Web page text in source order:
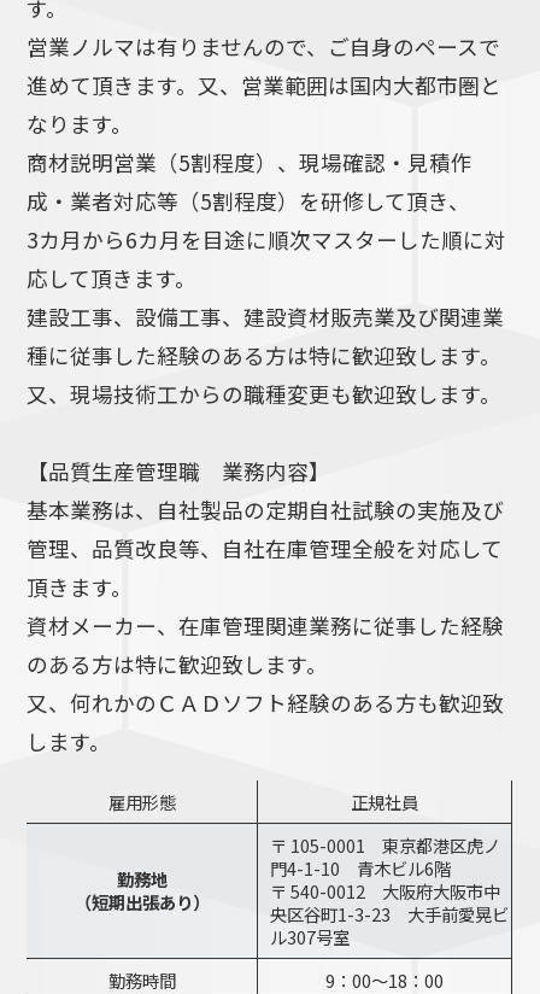
す。
営業ノルマは有りませんので、ご自身のペースで
進めて頂きます。又、営業範囲は国内大都市圏と
なります。
商材説明営業（5割程度）、現場確認・見積作
成・業者対応等（5割程度）を研修して頂き、
3カ月から6カ月を目途に順次マスターした順に対
応して頂きます。
建設工事、設備工事、建設資材販売業及び関連業
種に従事した経験のある方は特に歓迎致します。
又、現場技術工からの職種変更も歓迎致します。
【品質生産管理職 業務内容】
基本業務は、自社製品の定期自社試験の実施及び
管理、品質改良等、自社在庫管理全般を対応して
頂きます。
資材メーカー、在庫管理関連業務に従事した経験
のある方は特に歓迎致します。
又、何れかのＣＡＤソフト経験のある方も歓迎致
します。
雇用形態 正規社員
勤務地
（短期出張あり）
〒 105-0001 東京都港区虎ノ
門4-1-10 青木ビル6階
〒 540-0012 大阪府大阪市中
央区谷町1-3-23 大手前愛晃ビ
ル307号室
勤務時間
9：00～18：00